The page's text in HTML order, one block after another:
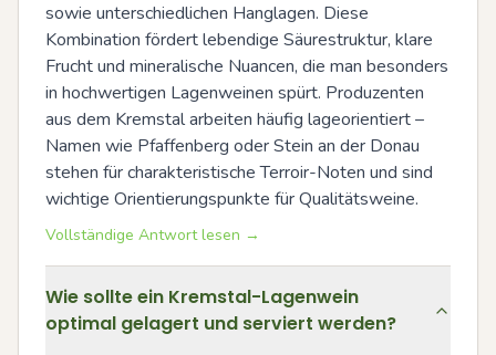
sowie unterschiedlichen Hanglagen. Diese
Kombination fördert lebendige Säurestruktur, klare
Frucht und mineralische Nuancen, die man besonders
in hochwertigen Lagenweinen spürt. Produzenten
aus dem Kremstal arbeiten häufig lageorientiert –
Namen wie Pfaffenberg oder Stein an der Donau
stehen für charakteristische Terroir-Noten und sind
wichtige Orientierungspunkte für Qualitätsweine.
Vollständige Antwort lesen →
Wie sollte ein Kremstal-Lagenwein
optimal gelagert und serviert werden?